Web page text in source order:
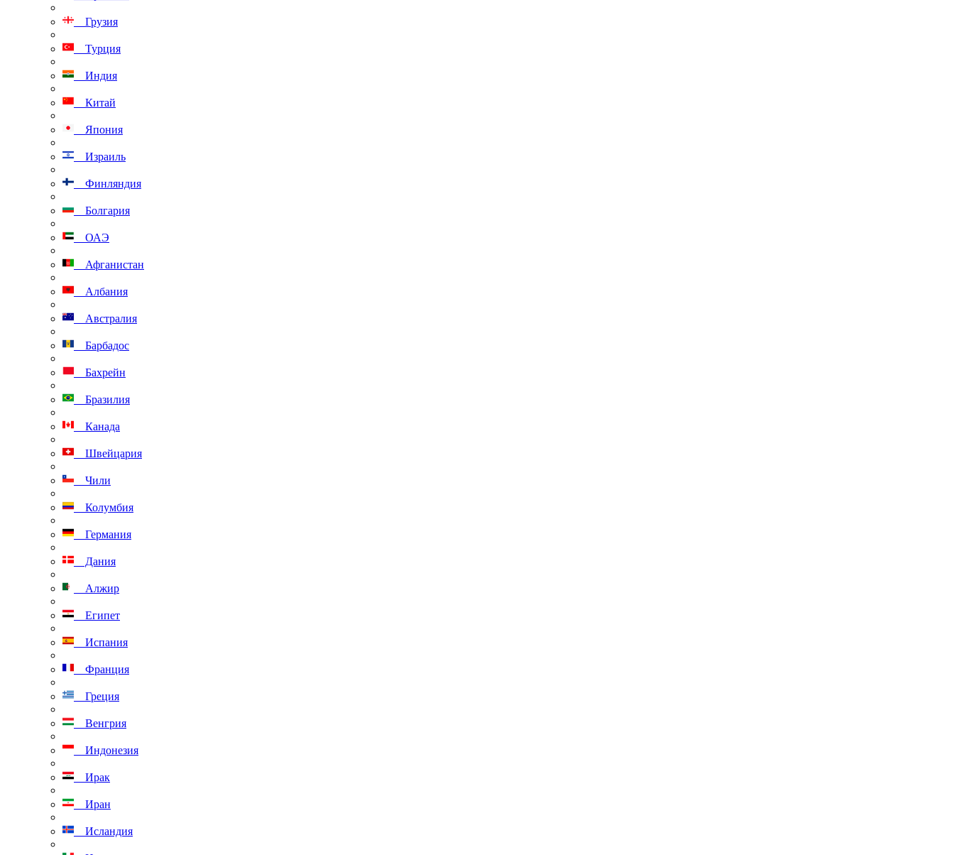
Грузия
Турция
Индия
Китай
Япония
Израиль
Финляндия
Болгария
ОАЭ
Афганистан
Албания
Австралия
Барбадос
Бахрейн
Бразилия
Канада
Швейцария
Чили
Колумбия
Германия
Дания
Алжир
Египет
Испания
Франция
Греция
Венгрия
Индонезия
Ирак
Иран
Исландия